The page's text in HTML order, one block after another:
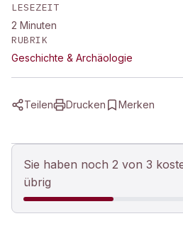
LESEZEIT
2 Minuten
RUBRIK
Geschichte & Archäologie
Teilen Drucken Merken
Sie haben noch 2 von 3
übrig